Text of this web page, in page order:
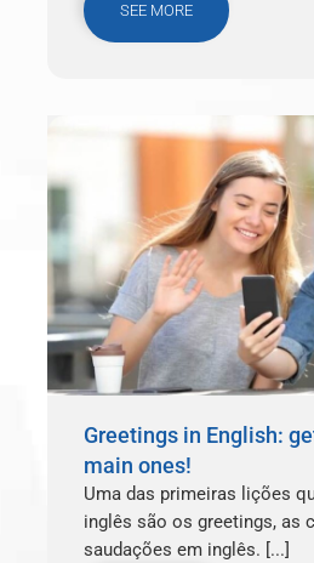
SEE MORE
Greetings in English:
main ones!
Uma das primeiras lições
inglês são os greetings, as
saudações em inglês. [...]